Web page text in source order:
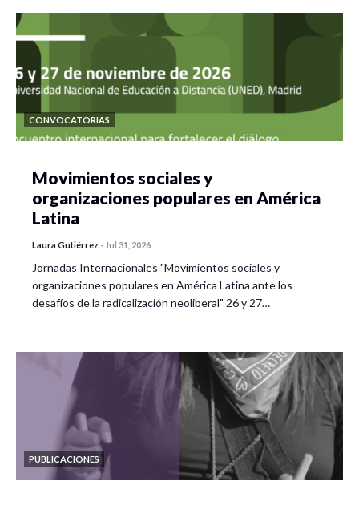
Con la presencia en vivo de: Patricia Viera Bravo (UNAM
IIEc), Jorge Alonso (CIESAS) Alberto Velázquez Solís
(CLACSO) y Xóchitl Leyva Solano (CIESAS)
Comentaristas: Ángel Rodrigo González González
(Posgrado en Ciencias de la Sostenibilidad PCS ), Esther
Aguilar Román (PCS) Angelina Deyanira Navarrete (PCS)
CONVOCATORIAS
Movimientos sociales y
organizaciones populares en América
Latina
Laura Gutiérrez - Jul 31, 2026
Jornadas Internacionales "Movimientos sociales y
organizaciones populares en América Latina ante los
desafíos de la radicalización neoliberal" 26 y 27…
PUBLICACIONES